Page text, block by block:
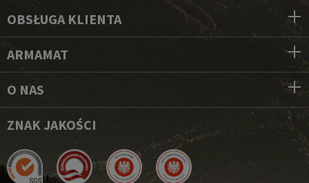
OBSŁUGA KLIENTA
ARMAMAT
O NAS
ZNAK JAKOŚCI